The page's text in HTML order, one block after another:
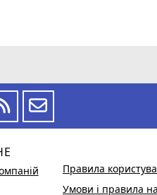
Правила
Умови і правила